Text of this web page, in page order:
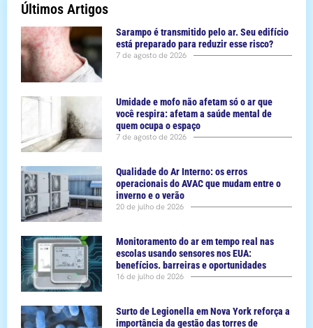
Últimos Artigos
Sarampo é transmitido pelo ar. Seu edifício
está preparado para reduzir esse risco?
7 de agosto de 2026
Umidade e mofo não afetam só o ar que
você respira: afetam a saúde mental de
quem ocupa o espaço
7 de agosto de 2026
Qualidade do Ar Interno: os erros
operacionais do AVAC que mudam entre o
inverno e o verão
20 de julho de 2026
Monitoramento do ar em tempo real nas
escolas usando sensores nos EUA:
benefícios. barreiras e oportunidades
16 de julho de 2026
Surto de Legionella em Nova York reforça a
importância da gestão das torres de